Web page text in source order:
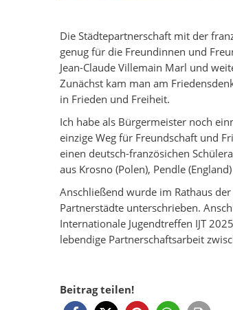
Die Städtepartnerschaft mit der
genug für die Freundinnen und
Jean-Claude Villemain Marl und
Zunächst kam man am
in Frieden und Freiheit.
Ich habe als Bürgermeister noch
einzige Weg für Freundschaft und
einen deutsch-französichen
aus Krosno (Polen), Pendle
Anschließend wurde im Rathaus
Partnerstädte unterschrieben.
Internationale Jugendtreffen IJT
lebendige Partnerschaftsarbeit
Beitrag teilen!